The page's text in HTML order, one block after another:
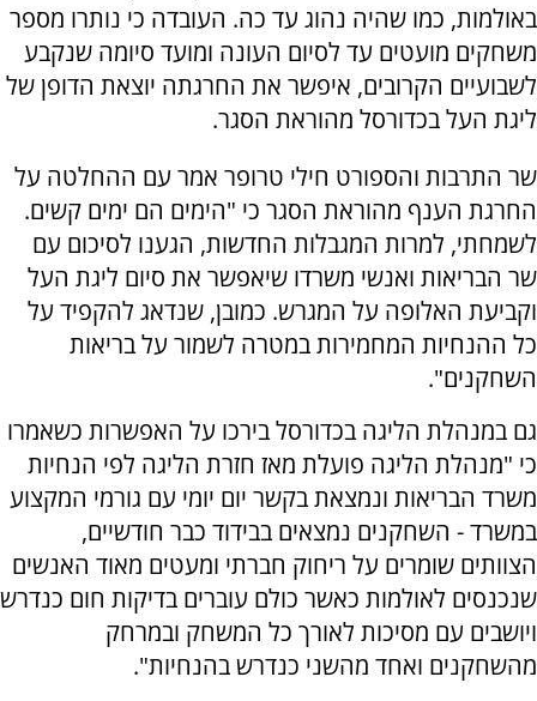
באולמות, כמו שהיה נהוג עד כה. העובדה כי נותרו מספר
משחקים מועטים עד לסיום העונה ומועד סיומה שנקבע
לשבועיים הקרובים, איפשר את החרגתה יוצאת הדופן של
ליגת העל בכדורסל מהוראת הסגר.
שר התרבות והספורט חילי טרופר אמר עם ההחלטה על
החרגת הענף מהוראת הסגר כי "הימים הם ימים קשים.
לשמחתי, למרות המגבלות החדשות, הגענו לסיכום עם
שר הבריאות ואנשי משרדו שיאפשר את סיום ליגת העל
וקביעת האלופה על המגרש. כמובן, שנדאג להקפיד על
כל ההנחיות המחמירות במטרה לשמור על בריאות
השחקנים".
גם במנהלת הליגה בכדורסל בירכו על האפשרות כשאמרו
כי "מנהלת הליגה פועלת מאז חזרת הליגה לפי הנחיות
משרד הבריאות ונמצאת בקשר יום יומי עם גורמי המקצוע
במשרד - השחקנים נמצאים בבידוד כבר חודשיים,
הצוותים שומרים על ריחוק חברתי ומעטים מאוד האנשים
שנכנסים לאולמות כאשר כולם עוברים בדיקות חום כנדרש
ויושבים עם מסיכות לאורך כל המשחק ובמרחק
מהשחקנים ואחד מהשני כנדרש בהנחיות".